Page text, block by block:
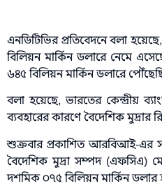
এনডিটিভির প্রতিবেদনে বলা
বিলিয়ন মার্কিন ডলারে নেমে
৬৪৫ বিলিয়ন মার্কিন ডলারে
বলা হয়েছে, ভারতের কেন্দ্রীয়
ব্যবহারের কারণে বৈদেশিক মুদ্রার
শুক্রবার প্রকাশিত আরবিআই-এর
বৈদেশিক মুদ্রা সম্পদ (এফসিএ)
দশমিক ০৭৫ বিলিয়ন মার্কিন ডলার